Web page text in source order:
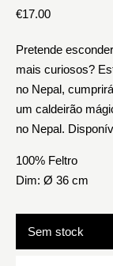
€17.00
Pretende
mais curiosos?
no Nepal,
um caldeirão
no Nepal.
100% Feltro
Dim: Ø 36 cm
Sem stock